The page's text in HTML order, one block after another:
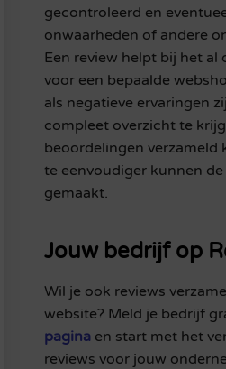
gecontroleerd en
onwaarheden of andere
Een review helpt bij het al
voor een bepaalde
als negatieve ervaringen
compleet overzicht te
beoordelingen verzameld
te eenvoudiger kunnen
gemaakt.
Jouw bedrijf op
Wil je ook reviews
website? Meld je bedrijf
paginaen start met het
reviews voor jouw